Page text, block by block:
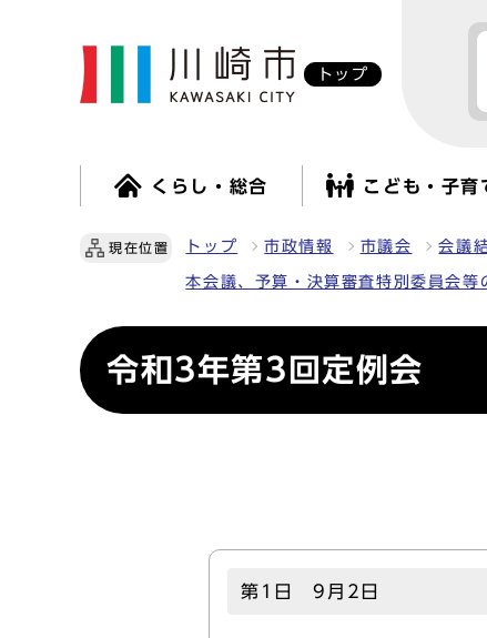
トップ
くらし・総合 こども・子育
現在位置 トップ 市政情報 市議会 会議
本会議、予算・決算審査特別委員会等
令和3年第3回定例会
第1日 9月2日